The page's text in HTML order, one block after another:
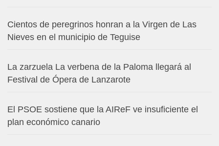
Cientos de peregrinos honran a la Virgen de Las
Nieves en el municipio de Teguise
La zarzuela La verbena de la Paloma llegará al
Festival de Ópera de Lanzarote
El PSOE sostiene que la AIReF ve insuficiente el
plan económico canario